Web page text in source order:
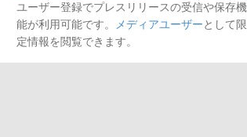
ユーザー登録でプレスリリースの受信や保存機
能が利用可能です。
メディアユーザーとして限
定情報を閲覧できます。